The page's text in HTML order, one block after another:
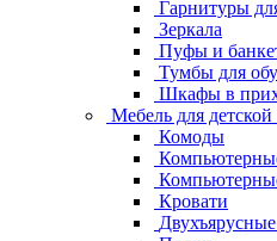
Гарнитуры
Зеркала
Пуфы и
Тумбы для
Шкафы в
Мебель для детской
Комоды
Кровати